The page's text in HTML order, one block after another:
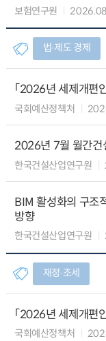
보험연구원
법∙제도 경제
「2026년 세제개편
국회예산정책처
2026년 7월 월간건
한국건설산업연구원
BIM 활성화의 구조
방향
한국건설산업연구원
재정∙조세
「2026년 세제개편
국회예산정책처